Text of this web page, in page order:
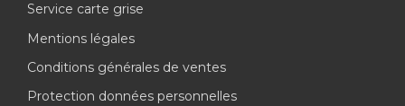
Service carte grise
Mentions légales
Conditions générales de ventes
Protection données personnelles